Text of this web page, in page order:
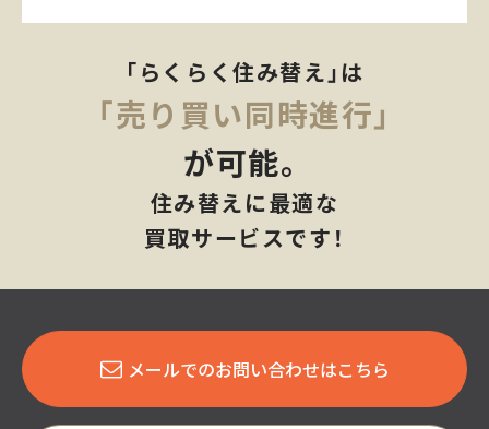
「らくらく住み替え」は
「売り買い同時進行」
が可能。
住み替えに最適な
買取サービスです！
メールでのお問い合わせはこちら